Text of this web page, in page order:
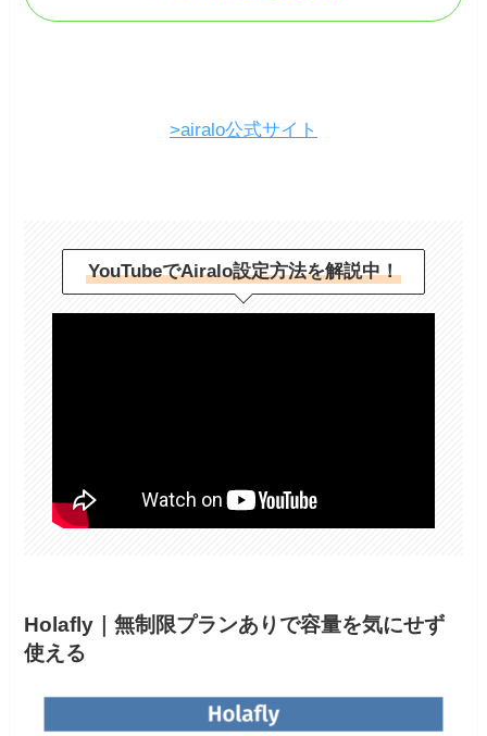
>airalo公式サイト
YouTubeでAiralo設定方法を解説中！
Holafly｜無制限プランありで容量を気にせず
使える